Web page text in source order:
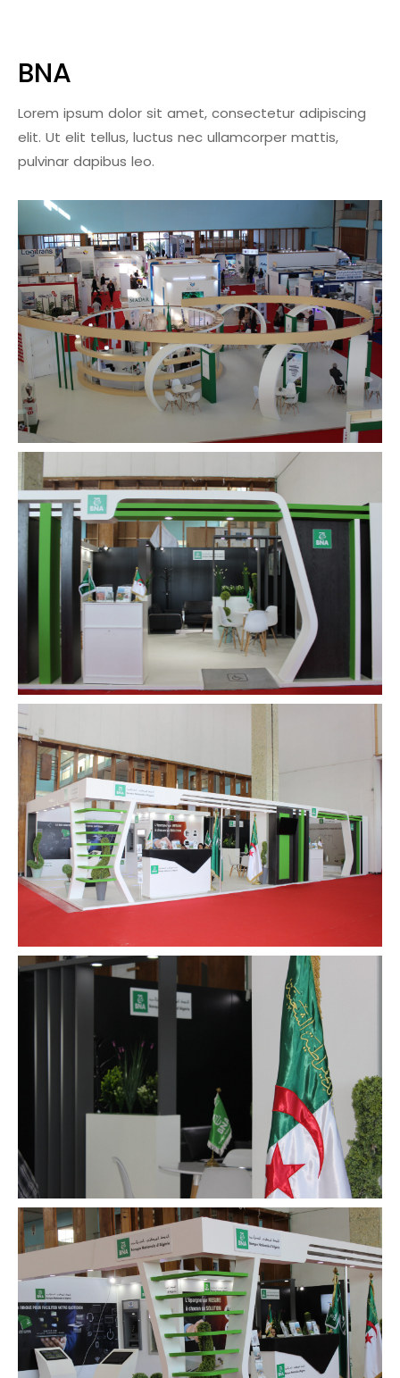
BNA
Lorem ipsum dolor sit amet, consectetur adipiscing
elit. Ut elit tellus, luctus nec ullamcorper mattis,
pulvinar dapibus leo.